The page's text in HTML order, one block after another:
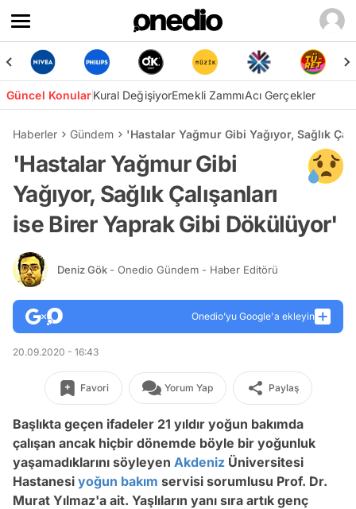
Güncel KonularKural DeğişiyorEmekli ZammıAcı Gerçekler
Haberler Gündem 'Hastalar Yağmur Gibi Yağıyor, Sağlık
'Hastalar Yağmur Gibi
Yağıyor, Sağlık Çalışanları
ise Birer Yaprak Gibi Dökülüyor'
Deniz Gök - Onedio Gündem - Haber Editörü
Onedio’yu Google'a ekleyin
20.09.2020 - 16:43
Favori Yorum Yap Paylaş
Başlıkta geçen ifadeler 21 yıldır yoğun bakımda
çalışan ancak hiçbir dönemde böyle bir yoğunluk
yaşamadıklarını söyleyen Akdeniz Üniversitesi
Hastanesi yoğun bakım servisi sorumlusu Prof. Dr.
Murat Yılmaz'a ait. Yaşlıların yanı sıra artık genç